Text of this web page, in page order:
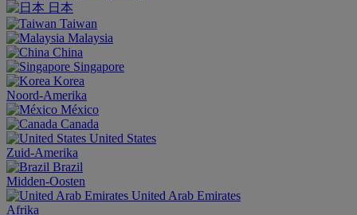
日本
Taiwan
Malaysia
China
Singapore
Korea
Noord-Amerika
México
Canada
United States
Zuid-Amerika
Brazil
Midden-Oosten
United Arab Emirates
Afrika